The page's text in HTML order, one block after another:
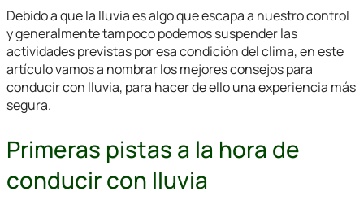
Debido a que la lluvia es algo que escapa a nuestro control
y generalmente tampoco podemos suspender las
actividades previstas por esa condición del clima, en este
artículo vamos a nombrar los mejores consejos para
conducir con lluvia, para hacer de ello una experiencia más
segura.
Primeras pistas a la hora de
conducir con lluvia